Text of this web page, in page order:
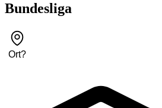
Bundesliga
Ort?